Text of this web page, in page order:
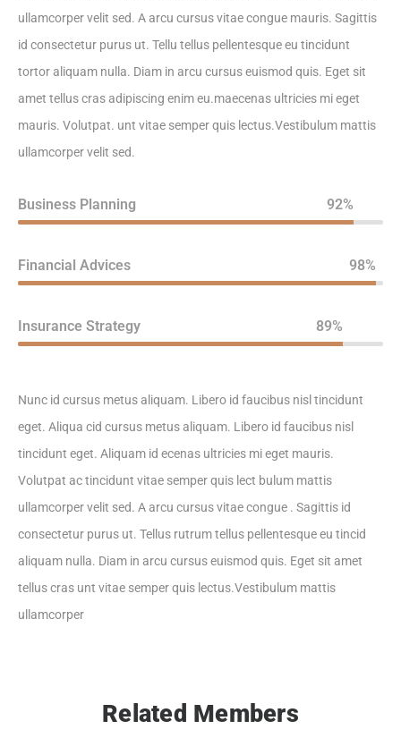
ullamcorper velit sed. A arcu cursus vitae congue mauris. Sagittis
id consectetur purus ut. Tellu tellus pellentesque eu tincidunt
tortor aliquam nulla. Diam in arcu cursus euismod quis. Eget sit
amet tellus cras adipiscing enim eu.maecenas ultricies mi eget
mauris. Volutpat. unt vitae semper quis lectus.Vestibulum mattis
ullamcorper velit sed.
Business Planning 92%
Financial Advices 98%
Insurance Strategy 89%
Nunc id cursus metus aliquam. Libero id faucibus nisl tincidunt
eget. Aliqua cid cursus metus aliquam. Libero id faucibus nisl
tincidunt eget. Aliquam id ecenas ultricies mi eget mauris.
Volutpat ac tincidunt vitae semper quis lect bulum mattis
ullamcorper velit sed. A arcu cursus vitae congue . Sagittis id
consectetur purus ut. Tellus rutrum tellus pellentesque eu tincid
aliquam nulla. Diam in arcu cursus euismod quis. Eget sit amet
tellus cras unt vitae semper quis lectus.Vestibulum mattis
ullamcorper
Related Members